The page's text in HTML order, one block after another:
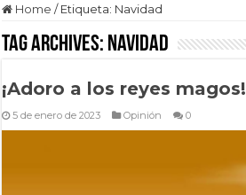
Home / Etiqueta: Navidad
Tag Archives: Navidad
¡Adoro a los reyes magos!
5 de enero de 2023 Opinión 0